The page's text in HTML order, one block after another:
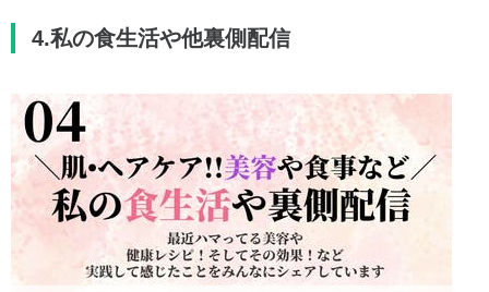
4.私の食生活や他裏側配信